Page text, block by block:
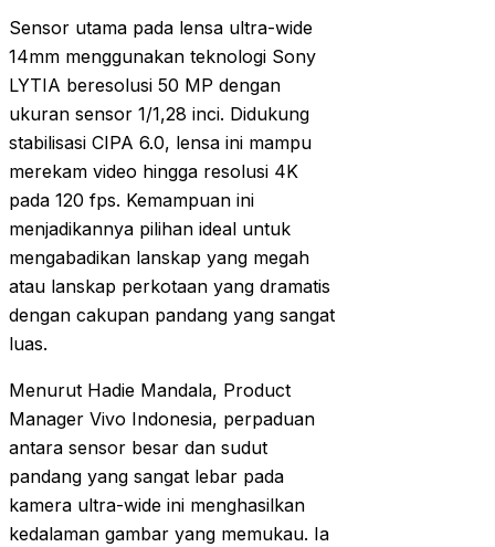
Sensor utama pada lensa ultra-wide
14mm menggunakan teknologi Sony
LYTIA beresolusi 50 MP dengan
ukuran sensor 1/1,28 inci. Didukung
stabilisasi CIPA 6.0, lensa ini mampu
merekam video hingga resolusi 4K
pada 120 fps. Kemampuan ini
menjadikannya pilihan ideal untuk
mengabadikan lanskap yang megah
atau lanskap perkotaan yang dramatis
dengan cakupan pandang yang sangat
luas.
Menurut Hadie Mandala, Product
Manager Vivo Indonesia, perpaduan
antara sensor besar dan sudut
pandang yang sangat lebar pada
kamera ultra-wide ini menghasilkan
kedalaman gambar yang memukau. Ia